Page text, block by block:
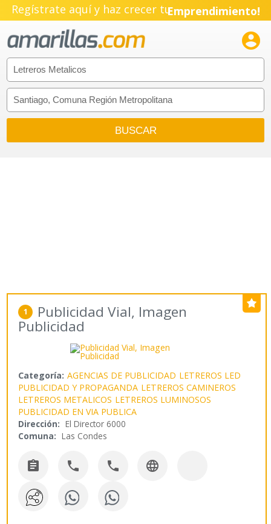
Regístrate aquí y haz crecer tuEmprendimiento!

1 Publicidad Vial, Imagen
Publicidad
Categoría: AGENCIAS DE PUBLICIDAD LETREROS LED
PUBLICIDAD Y PROPAGANDA LETREROS CAMINEROS
LETREROS METALICOS LETREROS LUMINOSOS
PUBLICIDAD EN VIA PUBLICA
Dirección: El Director 6000
Comuna: Las Condes
   